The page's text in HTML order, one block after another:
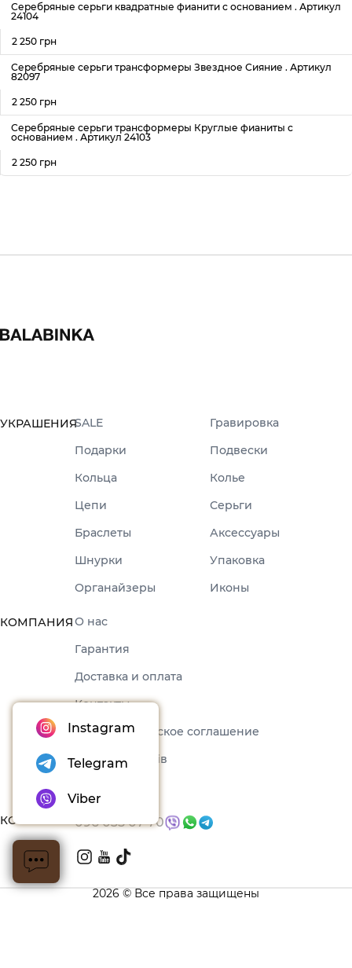
Серебряные серьги квадратные фианити с основанием . Артикул
24104
2 250 грн
Серебряные серьги трансформеры Звездное Сияние . Артикул
82097
2 250 грн
Серебряные серьги трансформеры Круглые фианиты с
основанием . Артикул 24103
2 250 грн
УКРАШЕНИЯSALE
Гравировка
Подарки
Подвески
Кольца
Колье
Цепи
Серьги
Браслеты
Аксессуары
Шнурки
Упаковка
Органайзеры
Иконы
КОМПАНИЯО нас
Гарантия
Доставка и оплата
Контакты
Пользовательское соглашение
Набори товарів
КОНТАКТЫ 096 035 07 70
2026 © Все права защищены
Instagram
Telegram
Viber